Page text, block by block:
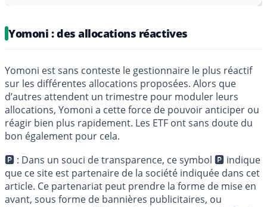
Yomoni : des allocations réactives
Yomoni est sans conteste le gestionnaire le plus réactif
sur les différentes allocations proposées. Alors que
d’autres attendent un trimestre pour moduler leurs
allocations, Yomoni a cette force de pouvoir anticiper ou
réagir bien plus rapidement. Les ETF ont sans doute du
bon également pour cela.
🅿 : Dans un souci de transparence, ce symbol 🅿 indique
que ce site est partenaire de la société indiquée dans cet
article. Ce partenariat peut prendre la forme de mise en
avant, sous forme de bannières publicitaires, ou